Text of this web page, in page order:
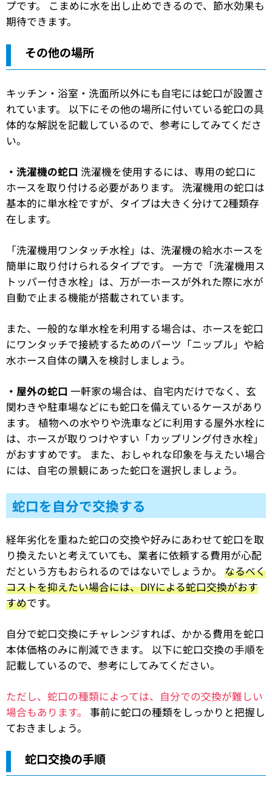
プです。 こまめに水を出し止めできるので、節水効果も
期待できます。
その他の場所
キッチン・浴室・洗面所以外にも自宅には蛇口が設置さ
れています。 以下にその他の場所に付いている蛇口の具
体的な解説を記載しているので、参考にしてみてくださ
い。
・洗濯機の蛇口 洗濯機を使用するには、専用の蛇口に
ホースを取り付ける必要があります。 洗濯機用の蛇口は
基本的に単水栓ですが、タイプは大きく分けて2種類存
在します。
「洗濯機用ワンタッチ水栓」は、洗濯機の給水ホースを
簡単に取り付けられるタイプです。 一方で「洗濯機用ス
トッパー付き水栓」は、万が一ホースが外れた際に水が
自動で止まる機能が搭載されています。
また、一般的な単水栓を利用する場合は、ホースを蛇口
にワンタッチで接続するためのパーツ「ニップル」や給
水ホース自体の購入を検討しましょう。
・屋外の蛇口 一軒家の場合は、自宅内だけでなく、玄
関わきや駐車場などにも蛇口を備えているケースがあり
ます。 植物への水やりや洗車などに利用する屋外水栓に
は、ホースが取りつけやすい「カップリング付き水栓」
がおすすめです。 また、おしゃれな印象を与えたい場合
には、自宅の景観にあった蛇口を選択しましょう。
蛇口を自分で交換する
経年劣化を重ねた蛇口の交換や好みにあわせて蛇口を取
り換えたいと考えていても、業者に依頼する費用が心配
だという方もおられるのではないでしょうか。 なるべく
コストを抑えたい場合には、DIYによる蛇口交換がおす
すめです。
自分で蛇口交換にチャレンジすれば、かかる費用を蛇口
本体価格のみに削減できます。 以下に蛇口交換の手順を
記載しているので、参考にしてみてください。
ただし、蛇口の種類によっては、自分での交換が難しい
場合もあります。
事前に蛇口の種類をしっかりと把握し
ておきましょう。
蛇口交換の手順